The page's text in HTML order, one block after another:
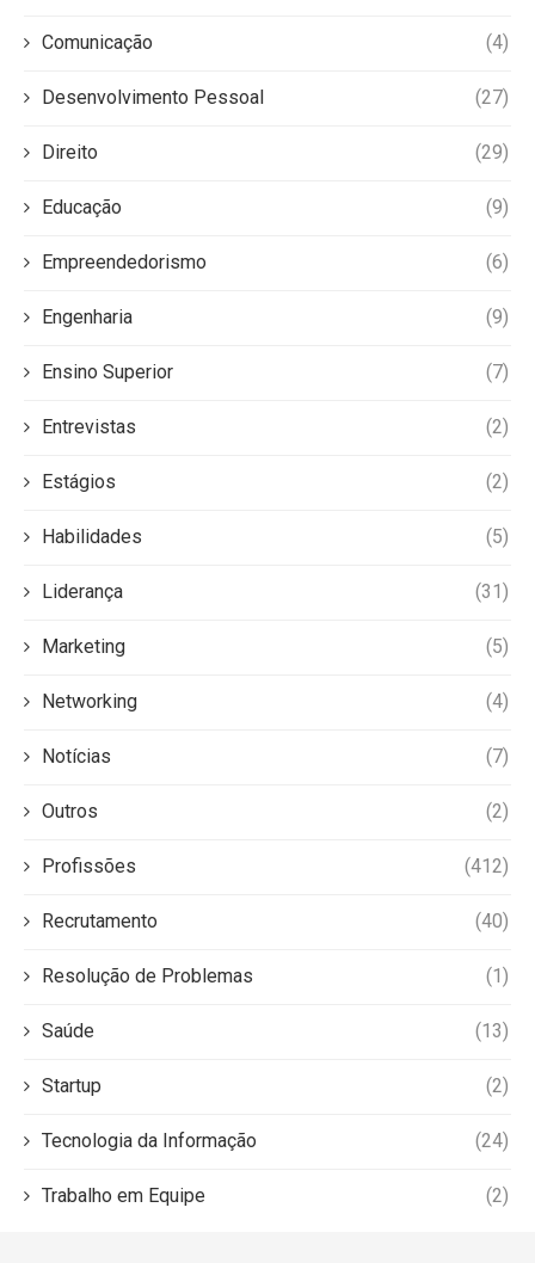
Comunicação (4)
Desenvolvimento Pessoal (27)
Direito (29)
Educação (9)
Empreendedorismo (6)
Engenharia (9)
Ensino Superior (7)
Entrevistas (2)
Estágios (2)
Habilidades (5)
Liderança (31)
Marketing (5)
Networking (4)
Notícias (7)
Outros (2)
Profissões (412)
Recrutamento (40)
Resolução de Problemas (1)
Saúde (13)
Startup (2)
Tecnologia da Informação (24)
Trabalho em Equipe (2)